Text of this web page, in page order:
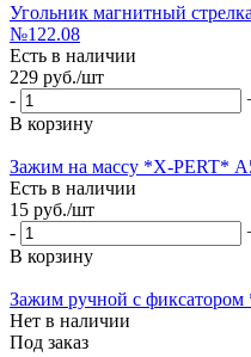
Угольник магнитный
№122.08
Есть в наличии
229 руб./шт
-
В корзину
Зажим на массу *X-PERT*
Есть в наличии
15 руб./шт
-
В корзину
Зажим ручной с
Нет в наличии
Под заказ